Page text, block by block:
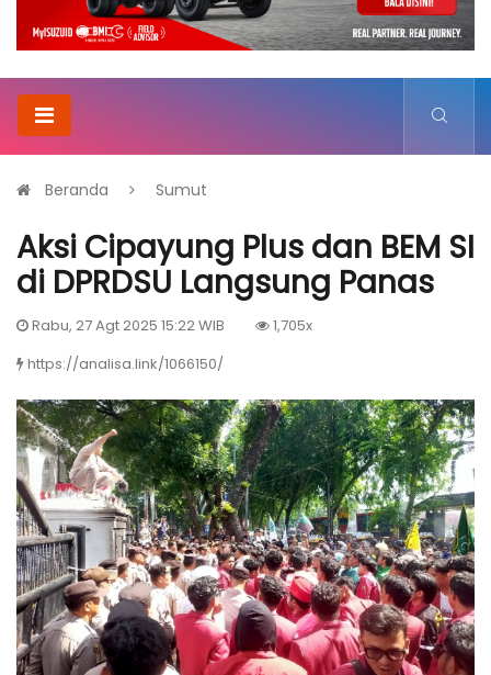
Beranda Sumut
Aksi Cipayung Plus dan BEM SI
di DPRDSU Langsung Panas
Rabu, 27 Agt 2025 15:22 WIB
1,705x
https://analisa.link/1066150/